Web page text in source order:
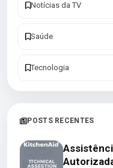
Notícias da TV
Saúde
Tecnologia
POSTS RECENTES